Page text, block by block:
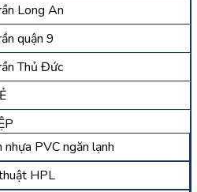
Long An
quận 9
Thủ Đức
PVC ngăn lạnh
HPL